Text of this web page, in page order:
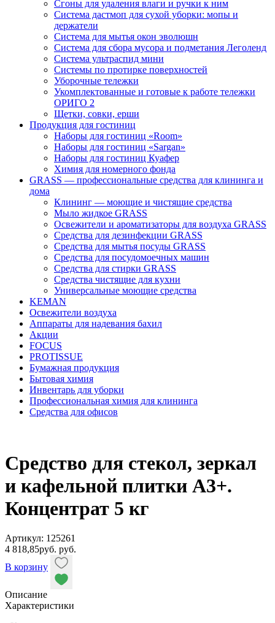
Сгоны для удаления влаги и ручки к ним
Система дастмоп для сухой уборки: мопы и
держатели
Система для мытья окон эволюшн
Система для сбора мусора и подметания Леголенд
Система ультраспид мини
Системы по протирке поверхностей
Уборочные тележки
Укомплектованные и готовые к работе тележки
ОРИГО 2
Щетки, совки, ерши
Продукция для гостиниц
Наборы для гостиниц «Room»
Наборы для гостиниц «Sargan»
Наборы для гостиниц Куафер
Химия для номерного фонда
GRASS — профессиональные средства для клининга и
дома
Клининг — моющие и чистящие средства
Мыло жидкое GRASS
Освежители и ароматизаторы для воздуха GRASS
Средства для дезинфекции GRASS
Средства для мытья посуды GRASS
Средства для посудомоечных машин
Средства для стирки GRASS
Средства чистящие для кухни
Универсальные моющие средства
KEMAN
Освежители воздуха
Аппараты для надевания бахил
Акции
FOCUS
PROTISSUE
Бумажная продукция
Бытовая химия
Инвентарь для уборки
Профессиональная химия для клининга
Средства для офисов
Средство для стекол, зеркал
и кафельной плитки А3+.
Концентрат 5 кг
Артикул: 125261
4 818,85руб. руб.
В корзину
Описание
Характеристики